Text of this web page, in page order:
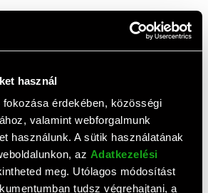
használ
érdekében, közösségi
valamint webforgalmunk
használunk. A sütik használatának
az Adatkezelési
meg. Utólagos módosítást
tudsz végrehajtani, a
ÉRTÉKELÉS ÍRÁSA